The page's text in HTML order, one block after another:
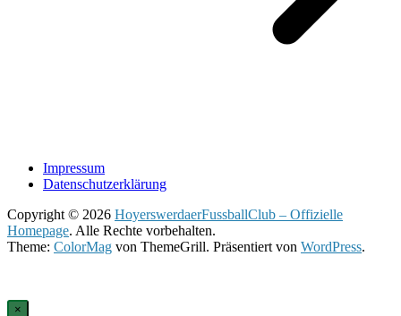
Impressum
Datenschutzerklärung
Copyright © 2026 HoyerswerdaerFussballClub – Offizielle
Homepage. Alle Rechte vorbehalten.
Theme: ColorMag von ThemeGrill. Präsentiert von WordPress.
×